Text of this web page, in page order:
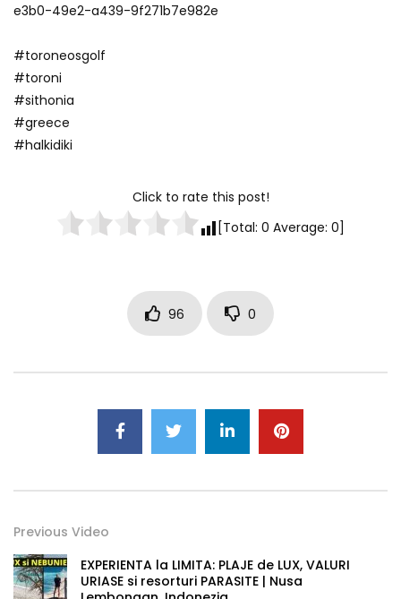
e3b0-49e2-a439-9f271b7e982e
#toroneosgolf
#toroni
#sithonia
#greece
#halkidiki
Click to rate this post!
[Total: 0 Average: 0]
96 0
Previous Video
EXPERIENTA la LIMITA: PLAJE de LUX, VALURI
URIASE si resorturi PARASITE | Nusa